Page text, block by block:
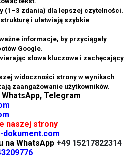
(1–3 zdania) dla lepszej czytelności.
i ułatwiają szybkie
informacje, by przyciągały
Google.
słowa kluczowe i zachęcający
widoczności strony w wynikach
zaangażowanie użytkowników.
WhatsApp, Telegram
naszej strony
dokument.com
na WhatsApp +49 15217822314